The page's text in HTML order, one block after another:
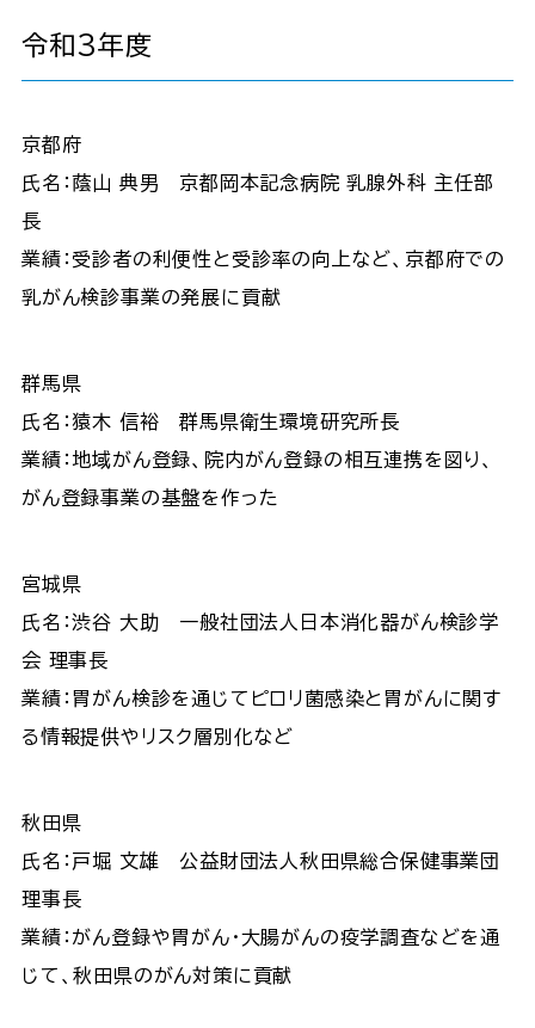
令和3年度
京都府
氏名：蔭山 典男 京都岡本記念病院 乳腺外科 主任部
長
業績：受診者の利便性と受診率の向上など、京都府での
乳がん検診事業の発展に貢献
群馬県
氏名：猿木 信裕 群馬県衛生環境研究所長
業績：地域がん登録、院内がん登録の相互連携を図り、
がん登録事業の基盤を作った
宮城県
氏名：渋谷 大助 一般社団法人日本消化器がん検診学
会 理事長
業績：胃がん検診を通じてピロリ菌感染と胃がんに関す
る情報提供やリスク層別化など
秋田県
氏名：戸堀 文雄 公益財団法人秋田県総合保健事業団
理事長
業績：がん登録や胃がん・大腸がんの疫学調査などを通
じて、秋田県のがん対策に貢献